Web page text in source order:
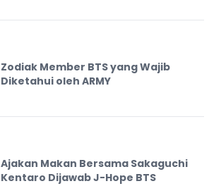
Zodiak Member BTS yang Wajib
Diketahui oleh ARMY
Ajakan Makan Bersama Sakaguchi
Kentaro Dijawab J-Hope BTS